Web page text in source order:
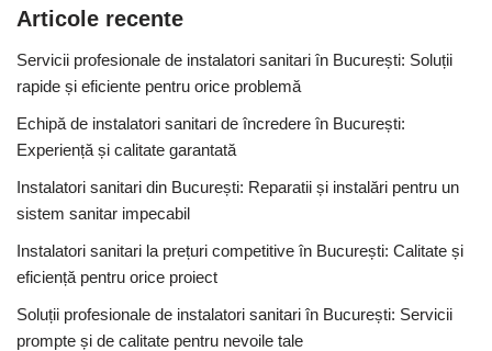
Articole recente
Servicii profesionale de instalatori sanitari în București: Soluții
rapide și eficiente pentru orice problemă
Echipă de instalatori sanitari de încredere în București:
Experiență și calitate garantată
Instalatori sanitari din București: Reparatii și instalări pentru un
sistem sanitar impecabil
Instalatori sanitari la prețuri competitive în București: Calitate și
eficiență pentru orice proiect
Soluții profesionale de instalatori sanitari în București: Servicii
prompte și de calitate pentru nevoile tale